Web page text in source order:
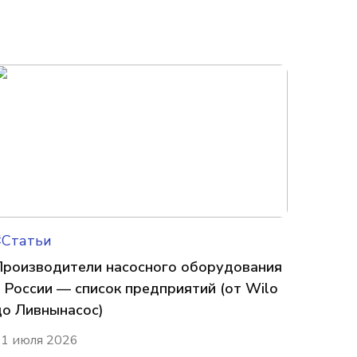
насосного оборудования
России — список предприятий (от Wilo
Ливнынасос)
июля 2026